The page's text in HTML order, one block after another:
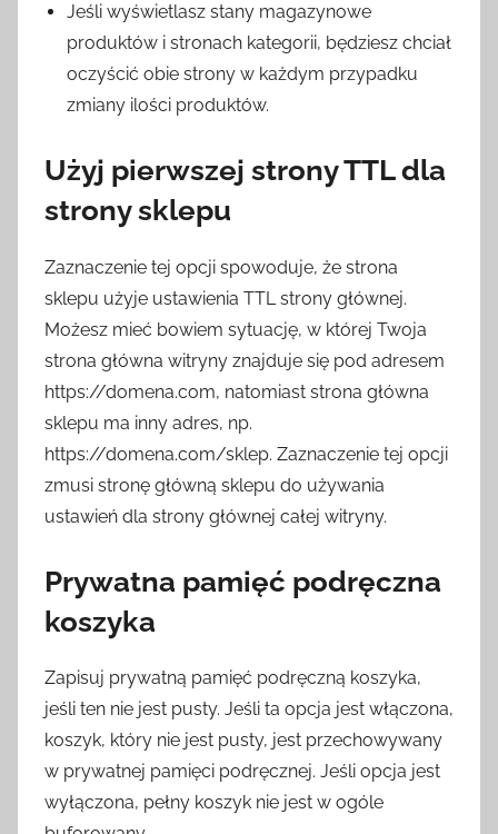
Jeśli wyświetlasz stany magazynowe
produktów i stronach kategorii, będziesz chciał
oczyścić obie strony w każdym przypadku
zmiany ilości produktów.
Użyj pierwszej strony TTL dla
strony sklepu
Zaznaczenie tej opcji spowoduje, że strona
sklepu użyje ustawienia TTL strony głównej.
Możesz mieć bowiem sytuację, w której Twoja
strona główna witryny znajduje się pod adresem
https://domena.com, natomiast strona główna
sklepu ma inny adres, np.
https://domena.com/sklep. Zaznaczenie tej opcji
zmusi stronę główną sklepu do używania
ustawień dla strony głównej całej witryny.
Prywatna pamięć podręczna
koszyka
Zapisuj prywatną pamięć podręczną koszyka,
jeśli ten nie jest pusty. Jeśli ta opcja jest włączona,
koszyk, który nie jest pusty, jest przechowywany
w prywatnej pamięci podręcznej. Jeśli opcja jest
wyłączona, pełny koszyk nie jest w ogóle